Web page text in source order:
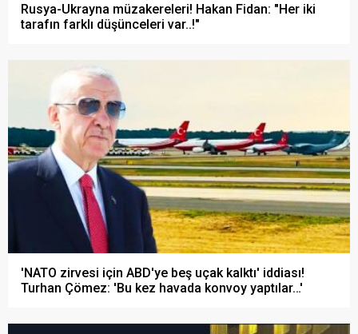
Rusya-Ukrayna müzakereleri! Hakan Fidan: "Her iki
tarafın farklı düşünceleri var..!"
'NATO zirvesi için ABD'ye beş uçak kalktı' iddiası!
Turhan Çömez: 'Bu kez havada konvoy yaptılar…'